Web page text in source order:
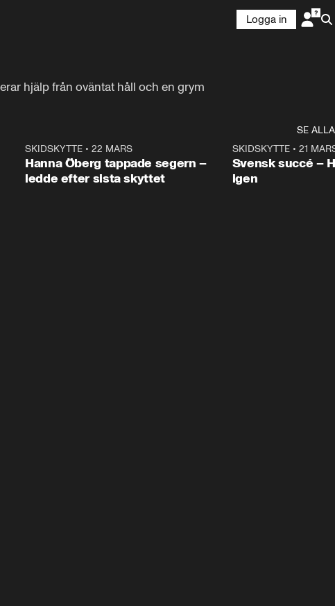
Logga in
hjälp från oväntat håll och en grym
SE ALLA
SKIDSKYTTE• 22 MARS
Hanna Öberg tappade segern –
ledde efter sista skyttet
SKIDSKYTTE• 21
Svensk succé –
igen